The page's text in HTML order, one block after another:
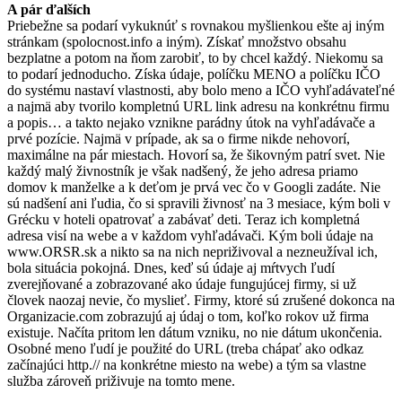
A pár ďalších
Priebežne sa podarí vykuknúť s rovnakou myšlienkou ešte aj iným
stránkam (spolocnost.info a iným). Získať množstvo obsahu
bezplatne a potom na ňom zarobiť, to by chcel každý. Niekomu sa
to podarí jednoducho. Získa údaje, políčku MENO a políčku IČO
do systému nastaví vlastnosti, aby bolo meno a IČO vyhľadávateľné
a najmä aby tvorilo kompletnú URL link adresu na konkrétnu firmu
a popis… a takto nejako vznikne parádny útok na vyhľadávače a
prvé pozície. Najmä v prípade, ak sa o firme nikde nehovorí,
maximálne na pár miestach. Hovorí sa, že šikovným patrí svet. Nie
každý malý živnostník je však nadšený, že jeho adresa priamo
domov k manželke a k deťom je prvá vec čo v Googli zadáte. Nie
sú nadšení ani ľudia, čo si spravili živnosť na 3 mesiace, kým boli v
Grécku v hoteli opatrovať a zabávať deti. Teraz ich kompletná
adresa visí na webe a v každom vyhľadávači. Kým boli údaje na
www.ORSR.sk a nikto sa na nich nepriživoval a nezneužíval ich,
bola situácia pokojná. Dnes, keď sú údaje aj mŕtvych ľudí
zverejňované a zobrazované ako údaje fungujúcej firmy, si už
človek naozaj nevie, čo myslieť. Firmy, ktoré sú zrušené dokonca na
Organizacie.com zobrazujú aj údaj o tom, koľko rokov už firma
existuje. Načíta pritom len dátum vzniku, no nie dátum ukončenia.
Osobné meno ľudí je použité do URL (treba chápať ako odkaz
začínajúci http.// na konkrétne miesto na webe) a tým sa vlastne
služba zároveň priživuje na tomto mene.